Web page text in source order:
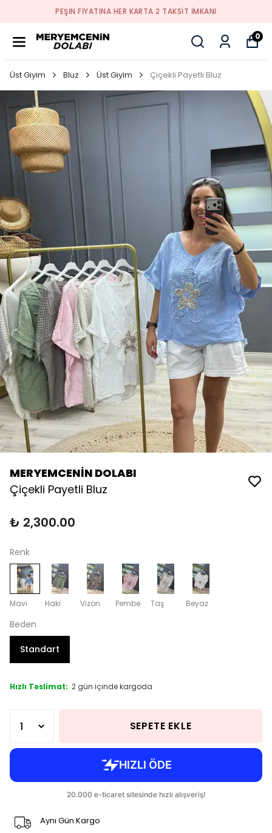
PEŞİN FİYATINA HER KARTA 2 TAKSİT İMKANI
0
Üst Giyim Bluz Üst Giyim Çiçekli Payetli Bluz
MERYEMCENİN DOLABI
Çiçekli Payetli Bluz
₺ 2,300.00
Renk
Mavi Haki Vizon Pembe Taş Beyaz
Beden
Standart
Hızlı Teslimat: 2 gün içinde kargoda
SEPETE EKLE
Aynı Gün Kargo